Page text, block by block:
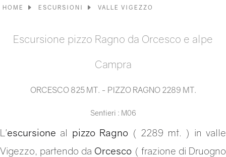
HOME ESCURSIONI VALLE VIGEZZO
Escursione pizzo Ragno da Orcesco e alpe
Campra
ORCESCO 825 MT. - PIZZO RAGNO 2289 MT.
Sentieri : M06
L'escursione al pizzo Ragno ( 2289 mt. ) in valle
Vigezzo, partendo da Orcesco ( frazione di Druogno